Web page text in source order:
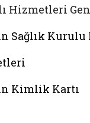
Hizmetleri
Sağlık Kurulu
Kimlik Kartı